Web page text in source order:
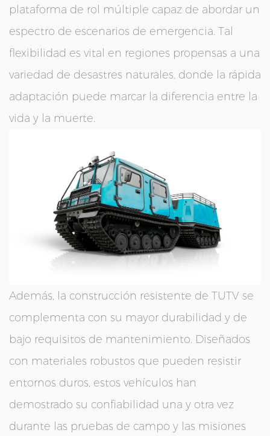
plataforma de rol múltiple capaz de abordar un
espectro de escenarios de emergencia. Tal
flexibilidad es vital en regiones propensas a una
variedad de desastres naturales, donde la rápida
adaptación puede marcar la diferencia entre la
vida y la muerte.
Además, la construcción resistente de TUTV se
complementa con su mayor durabilidad y de
bajo requisitos de mantenimiento. Diseñados
con materiales robustos que pueden resistir
entornos duros, estos vehículos han
demostrado su confiabilidad una y otra vez
durante las pruebas de campo y las misiones